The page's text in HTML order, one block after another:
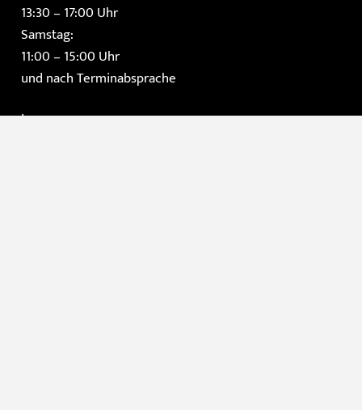
13:30 – 17:00 Uhr
Samstag:
11:00 – 15:00 Uhr
und nach Terminabsprache
Impressum